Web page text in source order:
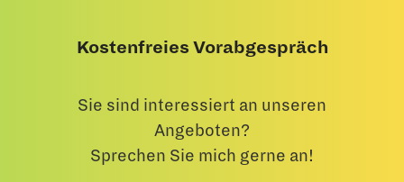
Kostenfreies Vorabgespräch
Sie sind interessiert an unseren
Angeboten?
Sprechen Sie mich gerne an!